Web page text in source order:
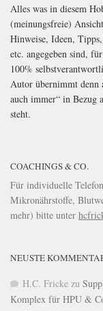
Alles was in diesem
(meinungsfreie)
Hinweise, Ideen,
etc. angegeben sind,
100%
Autor übernimmt denn
auch immer“ in Bezug
steht.
COACHINGS & CO.
Für individuelle
Mikronährstoffe,
mehr) bitte unter
NEUSTE
H.C. Fricke zu
Komplex für HPU &